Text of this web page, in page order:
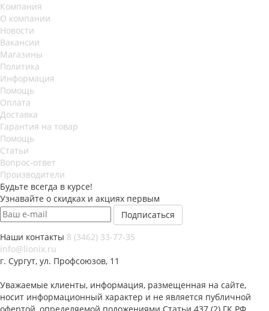
Компания
О компании
Новости
Вакансии
Магазины
Политика
Информация
Помощь
Оплата
Доставка
Гарантия на товар
Помощь
Статьи
Вопрос-ответ
Производители
Будьте всегда в курсе!
Узнавайте о скидках и акциях первым
Наши контакты 8 (3462) 33-77-35
info@lionix.ru
г. Сургут, ул. Профсоюзов, 11
Уважаемые клиенты, информация, размещенная на сайте,
носит информационный характер и не является публичной